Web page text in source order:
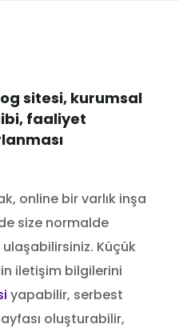
sitesi, kurumsal
faaliyet
online bir varlık inşa
size normalde
Küçük
iletişim bilgilerini
yapabilir, serbest
oluşturabilir,